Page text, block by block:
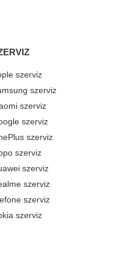
szerviz
szerviz
szerviz
szerviz
szerviz
szerviz
szerviz
szerviz
szerviz
szerviz